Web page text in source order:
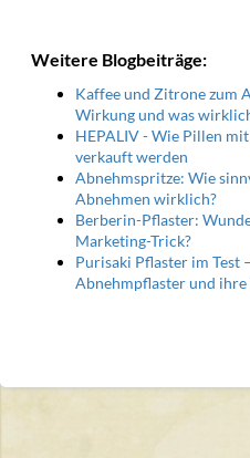
Weitere Blogbeiträge:
Kaffee und Zitrone zum
Wirkung und was
HEPALIV - Wie Pillen
verkauft werden
Abnehmspritze: Wie
Abnehmen wirklich?
Berberin-Pflaster:
Marketing-Trick?
Purisaki Pflaster im Test
Abnehmpflaster und ihre